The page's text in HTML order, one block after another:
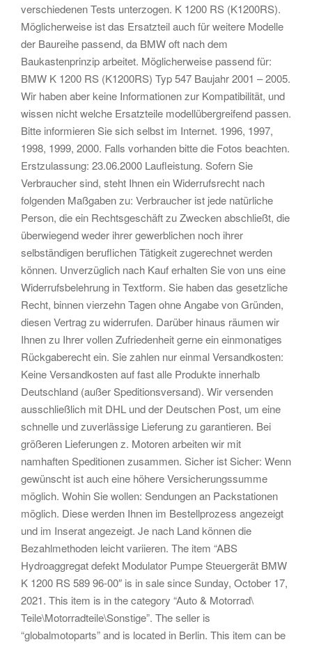
verschiedenen Tests unterzogen. K 1200 RS (K1200RS).
Möglicherweise ist das Ersatzteil auch für weitere Modelle
der Baureihe passend, da BMW oft nach dem
Baukastenprinzip arbeitet. Möglicherweise passend für:
BMW K 1200 RS (K1200RS) Typ 547 Baujahr 2001 – 2005.
Wir haben aber keine Informationen zur Kompatibilität, und
wissen nicht welche Ersatzteile modellübergreifend passen.
Bitte informieren Sie sich selbst im Internet. 1996, 1997,
1998, 1999, 2000. Falls vorhanden bitte die Fotos beachten.
Erstzulassung: 23.06.2000 Laufleistung. Sofern Sie
Verbraucher sind, steht Ihnen ein Widerrufsrecht nach
folgenden Maßgaben zu: Verbraucher ist jede natürliche
Person, die ein Rechtsgeschäft zu Zwecken abschließt, die
überwiegend weder ihrer gewerblichen noch ihrer
selbständigen beruflichen Tätigkeit zugerechnet werden
können. Unverzüglich nach Kauf erhalten Sie von uns eine
Widerrufsbelehrung in Textform. Sie haben das gesetzliche
Recht, binnen vierzehn Tagen ohne Angabe von Gründen,
diesen Vertrag zu widerrufen. Darüber hinaus räumen wir
Ihnen zu Ihrer vollen Zufriedenheit gerne ein einmonatiges
Rückgaberecht ein. Sie zahlen nur einmal Versandkosten:
Keine Versandkosten auf fast alle Produkte innerhalb
Deutschland (außer Speditionsversand). Wir versenden
ausschließlich mit DHL und der Deutschen Post, um eine
schnelle und zuverlässige Lieferung zu garantieren. Bei
größeren Lieferungen z. Motoren arbeiten wir mit
namhaften Speditionen zusammen. Sicher ist Sicher: Wenn
gewünscht ist auch eine höhere Versicherungssumme
möglich. Wohin Sie wollen: Sendungen an Packstationen
möglich. Diese werden Ihnen im Bestellprozess angezeigt
und im Inserat angezeigt. Je nach Land können die
Bezahlmethoden leicht variieren. The item “ABS
Hydroaggregat defekt Modulator Pumpe Steuergerät BMW
K 1200 RS 589 96-00″ is in sale since Sunday, October 17,
2021. This item is in the category “Auto & Motorrad\
Teile\Motorradteile\Sonstige”. The seller is
“globalmotoparts” and is located in Berlin. This item can be